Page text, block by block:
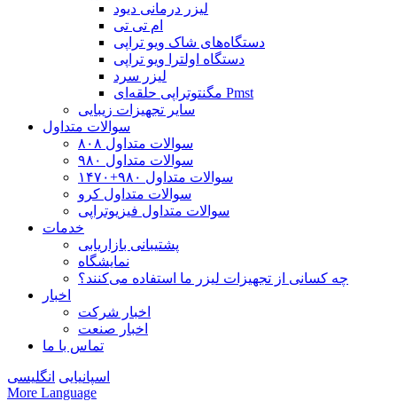
لیزر درمانی دیود
ام تی تی
دستگاه‌های شاک ویو تراپی
دستگاه اولترا ویو تراپی
لیزر سرد
مگنتوتراپی حلقه‌ای Pmst
سایر تجهیزات زیبایی
سوالات متداول
سوالات متداول ۸۰۸
سوالات متداول ۹۸۰
سوالات متداول ۹۸۰+۱۴۷۰
سوالات متداول کرو
سوالات متداول فیزیوتراپی
خدمات
پشتیبانی بازاریابی
نمایشگاه
چه کسانی از تجهیزات لیزر ما استفاده می‌کنند؟
اخبار
اخبار شرکت
اخبار صنعت
تماس با ما
اسپانیایی انگلیسی
More Language